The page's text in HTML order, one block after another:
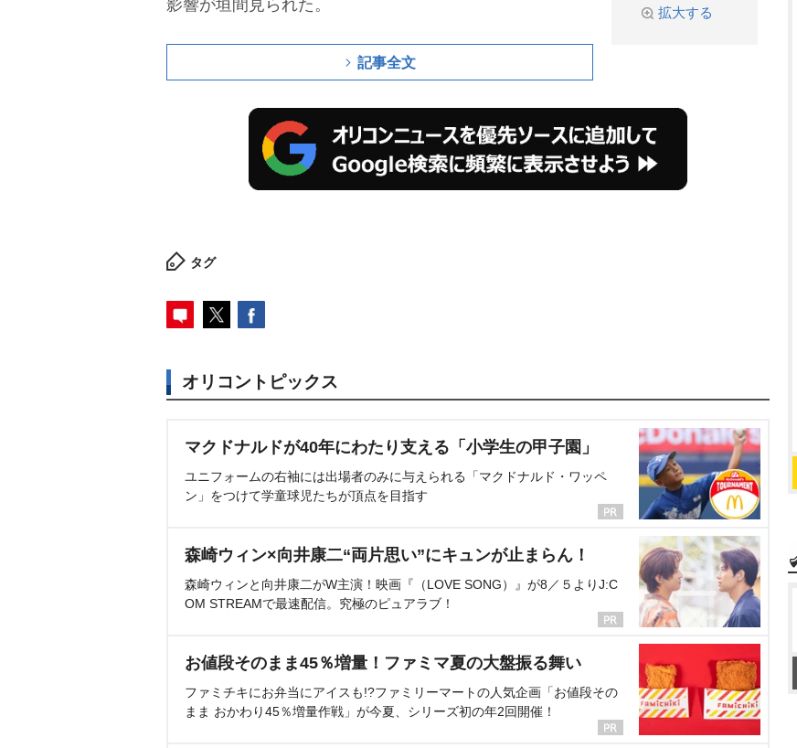
拡大する
影響が垣間見られた。
記事全文
タグ
オリコントピックス
マクドナルドが40年にわたり支える「小学生の甲子園」
ユニフォームの右袖には出場者のみに与えられる「マクドナルド・ワッペ
ン」をつけて学童球児たちが頂点を目指す
森崎ウィン×向井康二“両片思い”にキュンが止まらん！
森崎ウィンと向井康二がW主演！映画『（LOVE SONG）』が8／５よりJ:C
OM STREAMで最速配信。究極のピュアラブ！
お値段そのまま45％増量！ファミマ夏の大盤振る舞い
ファミチキにお弁当にアイスも!?ファミリーマートの人気企画「お値段その
まま おかわり45％増量作戦」が今夏、シリーズ初の年2回開催！